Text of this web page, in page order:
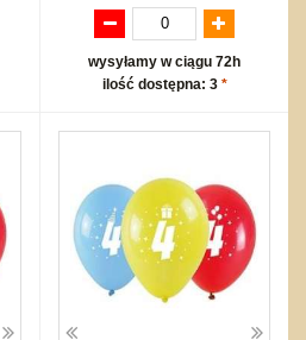
wysyłamy w ciągu 72h
ilość dostępna: 3 *